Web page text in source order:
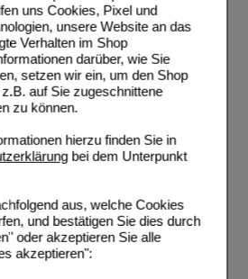
uns Cookies, Pixel und
unsere Website an das
Verhalten im Shop
darüber, wie Sie
setzen wir ein, um den Shop
auf Sie zugeschnittene
zu können.
hierzu finden Sie in
bei dem Unterpunkt
aus, welche Cookies
und bestätigen Sie dies durch
oder akzeptieren Sie alle
akzeptieren":